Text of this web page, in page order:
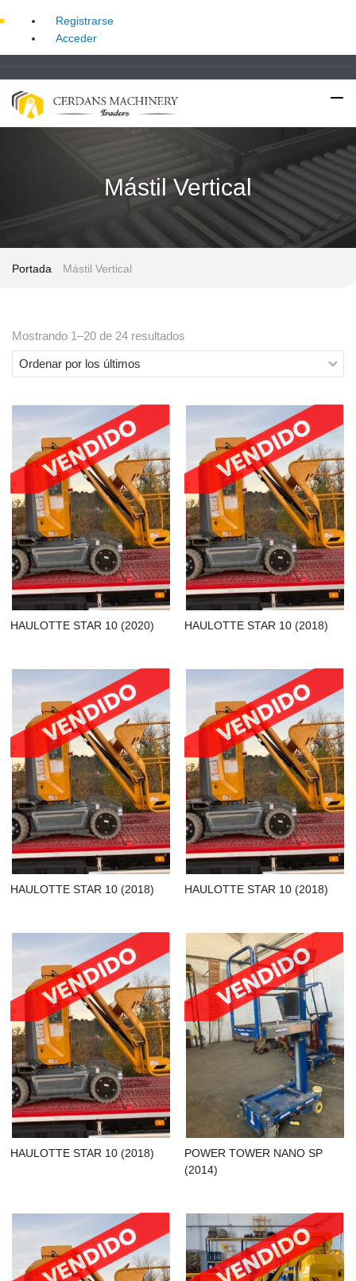
Registrarse
Acceder
Mástil Vertical
Portada Mástil Vertical
Mostrando 1–20 de 24 resultados
por
HAULOTTE STAR 10 (2020) HAULOTTE STAR 10 (2018)
HAULOTTE STAR 10 (2018) HAULOTTE STAR 10 (2018)
HAULOTTE STAR 10 (2018)
POWER TOWER NANO SP
(2014)